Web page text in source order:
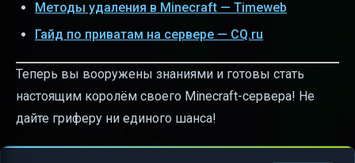
Методы удаления в Minecraft — Timeweb
Гайд по приватам на сервере — CQ.ru
Теперь вы вооружены знаниями и готовы стать
настоящим королём своего Minecraft-сервера! Не
дайте гриферу ни единого шанса!